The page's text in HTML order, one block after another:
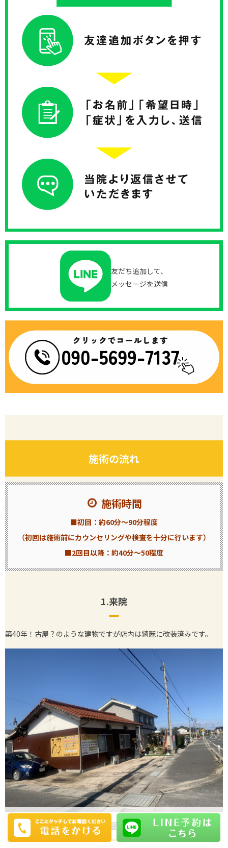
友だち追加して、
メッセージを送信
施術の流れ
施術時間
■初回：約60分〜90分程度
（初回は施術前にカウンセリングや検査を十分に行います）
■2回目以降：約40分〜50程度
1.来院
築40年！古屋？のような建物ですが店内は綺麗に改装済みです。
2.受付